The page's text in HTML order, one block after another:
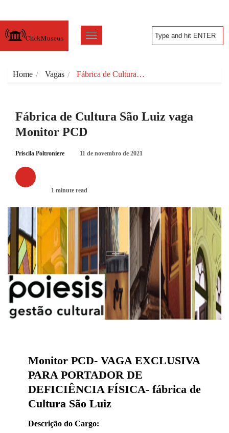
Home Vagas Fábrica de Cultura…
Fábrica de Cultura São Luiz vaga
Monitor PCD
Priscila Poltroniere 11 de novembro de 2021
1 minute read
Monitor PCD- VAGA EXCLUSIVA
PARA PORTADOR DE
DEFICIÊNCIA FÍSICA- fábrica de
Cultura São Luiz
Descrição do Cargo: